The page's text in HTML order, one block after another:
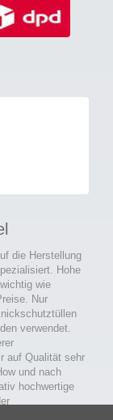
die Herstellung
Hohe
wie
Nur
verwendet.
auf Qualität sehr
und nach
hochwertige